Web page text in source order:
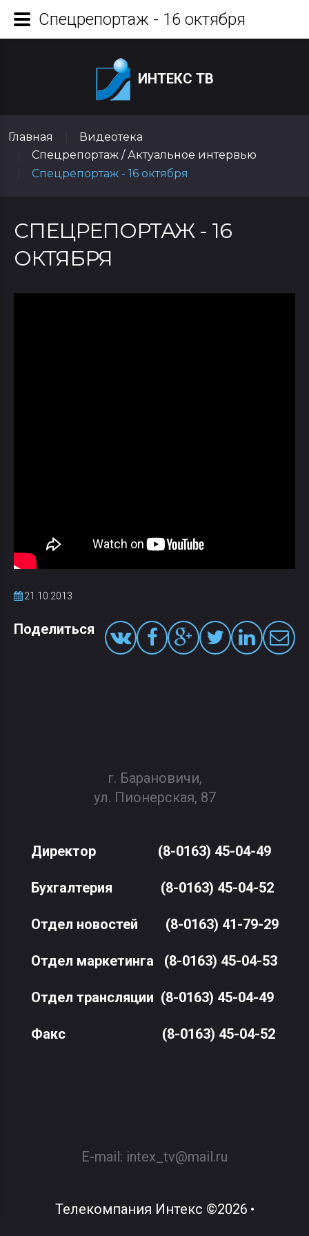
ИНТЕКС ТВ
Главная
Видеотека
Спецрепортаж / Актуальное интервью
Спецрепортаж - 16 октября
СПЕЦРЕПОРТАЖ - 16
ОКТЯБРЯ
21.10.2013
Поделиться
г. Барановичи,
ул. Пионерская, 87
Директор (8-0163) 45-04-49
Бухгалтерия (8-0163) 45-04-52
Отдел новостей (8-0163) 41-79-29
Отдел маркетинга (8-0163) 45-04-53
Отдел трансляции (8-0163) 45-04-49
Факс(8-0163) 45-04-52
E-mail: intex_tv@mail.ru
Телекомпания Интекс ©2026
Спецрепортаж - 16 октября